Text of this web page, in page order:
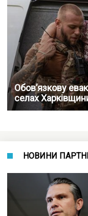
Обов’язкову
селах
НОВИНИ